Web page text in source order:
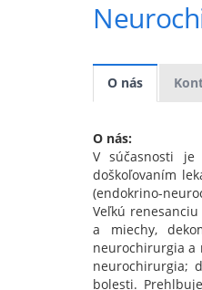
O nás
O nás:
V súčasnosti je
doškoľovaním
(endokrino-
Veľkú
a miechy,
neurochirurgia a
neurochirurgia;
bolesti.